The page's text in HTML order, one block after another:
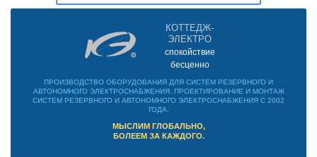
КОТТЕДЖ-
ЭЛЕКТРО
спокойствие
бесценно
ПРОИЗВОДСТВО ОБОРУДОВАНИЯ ДЛЯ СИСТЕМ РЕЗЕРВНОГО И
АВТОНОМНОГО ЭЛЕКТРОСНАБЖЕНИЯ. ПРОЕКТИРОВАНИЕ И МОНТАЖ
СИСТЕМ РЕЗЕРВНОГО И АВТОНОМНОГО ЭЛЕКТРОСНАБЖЕНИЯ С 2002
ГОДА.
МЫСЛИМ ГЛОБАЛЬНО,
БОЛЕЕМ ЗА КАЖДОГО.